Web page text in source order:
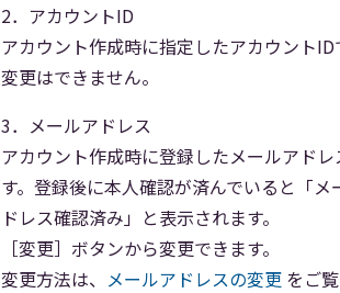
2．アカウントID
アカウント作成時に指定したアカウントID
変更はできません。
3．メールアドレス
アカウント作成時に登録したメールアドレ
す。登録後に本人確認が済んでいると「メ
ドレス確認済み」と表示されます。
［変更］ボタンから変更できます。
変更方法は、 メールアドレスの変更 をご